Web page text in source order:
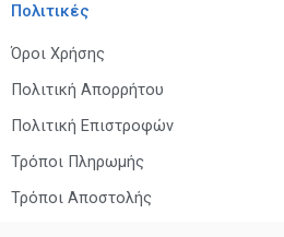
Πολιτικές
Όροι Χρήσης
Πολιτική Απορρήτου
Πολιτική Επιστροφών
Τρόποι Πληρωμής
Τρόποι Αποστολής